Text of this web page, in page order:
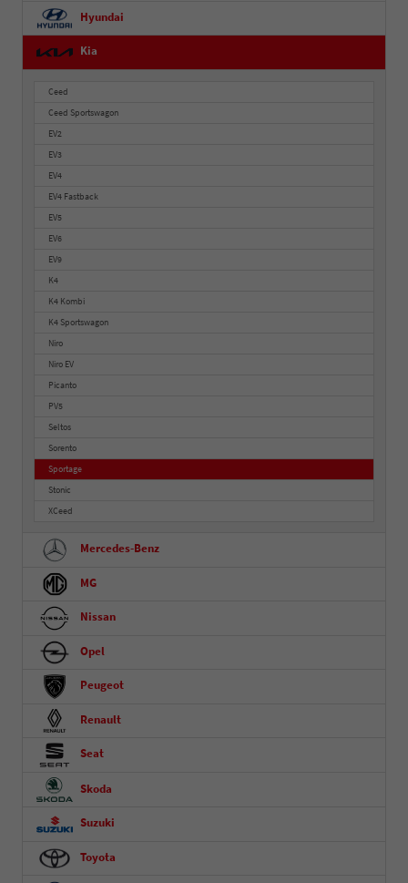
Hyundai
Kia
Ceed
Ceed Sportswagon
EV2
EV3
EV4
EV4 Fastback
EV5
EV6
EV9
K4
K4 Kombi
K4 Sportswagon
Niro
Niro EV
Picanto
PV5
Seltos
Sorento
Sportage
Stonic
XCeed
Mercedes-Benz
MG
Nissan
Opel
Peugeot
Renault
Seat
Skoda
Suzuki
Toyota